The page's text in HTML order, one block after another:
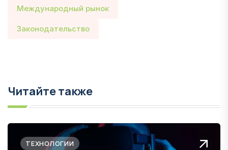
Международный рынок
Законодательство
Читайте также
ТЕХНОЛОГИИ